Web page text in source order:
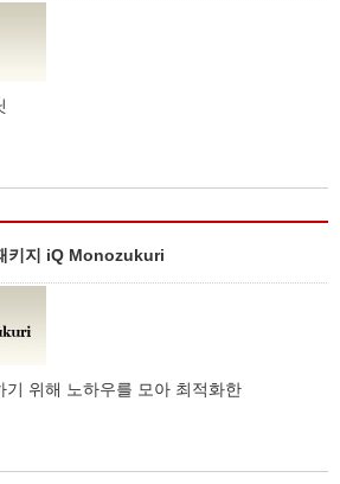
키지 iQ Monozukuri
기 위해 노하우를 모아 최적화한